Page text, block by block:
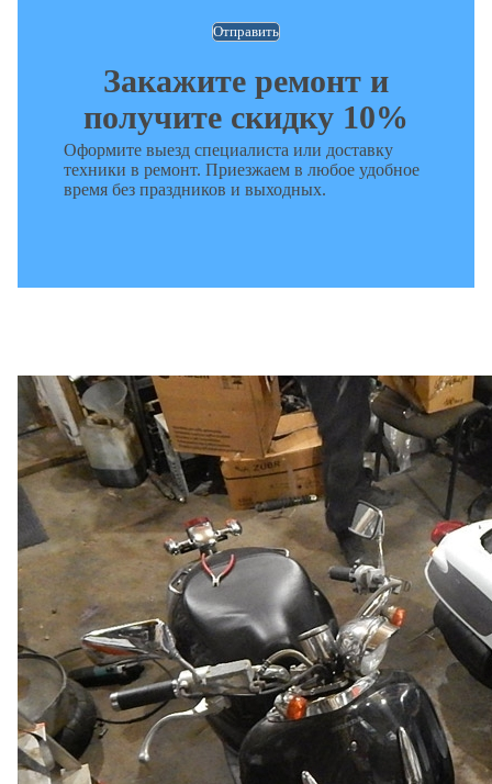
Закажите ремонт и
получите скидку 10%
Оформите выезд специалиста или доставку
техники в ремонт. Приезжаем в любое удобное
время без праздников и выходных.